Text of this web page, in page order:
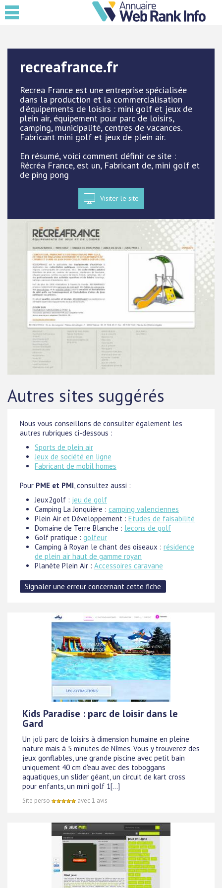
recreafrance.fr
Recrea France est une entreprise spécialisée
dans la production et la commercialisation
d'équipements de loisirs : mini golf et jeux de
plein air, équipement pour parc de loisirs,
camping, municipalité, centres de vacances.
Fabricant mini golf et jeux de plein air.
En résumé, voici comment définir ce site :
Récréa France, est un, Fabricant de, mini golf et
de ping pong
Visiter le site
Autres sites suggérés
Nous vous conseillons de consulter également les
autres rubriques ci-dessous :
Sports de plein air
Jeux de société en ligne
Fabricant de mobil homes
Pour PME et PMI, consultez aussi :
Jeux2golf : jeu de golf
Camping La Jonquière : camping valenciennes
Plein Air et Développement : Etudes de faisabilité
Domaine de Terre Blanche : lecons de golf
Golf pratique : golfeur
Camping à Royan le chant des oiseaux : résidence
de plein air haut de gamme royan
Planète Plein Air : Accessoires caravane
Kids Paradise : parc de loisir dans le
Gard
Un joli parc de loisirs à dimension humaine en pleine
nature mais à 5 minutes de Nîmes. Vous y trouverez des
jeux gonflables, une grande piscine avec petit bain
uniquement 40 cm d'eau avec des toboggans
aquatiques, un slider géant, un circuit de kart cross
pour enfants, un mini golf 1[...]
Site perso avec 1 avis